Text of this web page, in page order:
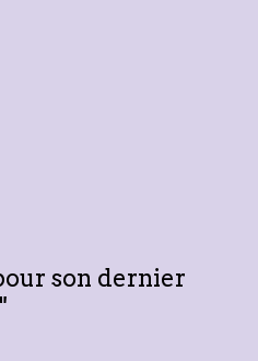
son dernier